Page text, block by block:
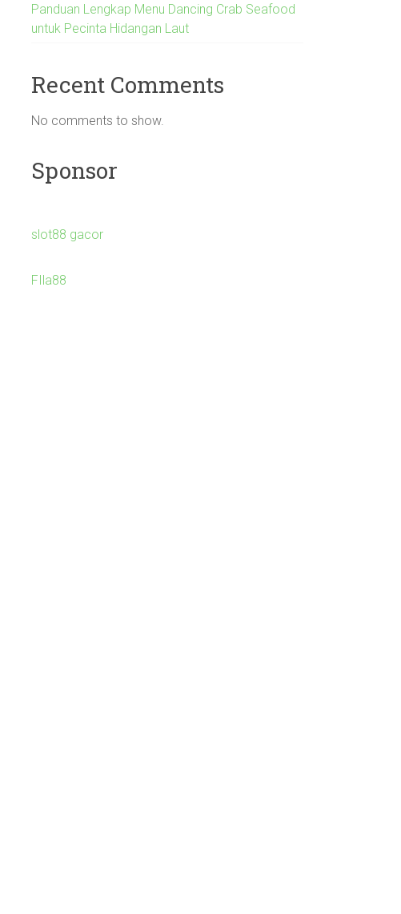
Panduan Lengkap Menu Dancing Crab Seafood
untuk Pecinta Hidangan Laut
Recent Comments
No comments to show.
Sponsor
slot88 gacor
FIla88